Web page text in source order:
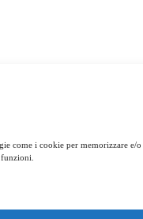
come i cookie per memorizzare